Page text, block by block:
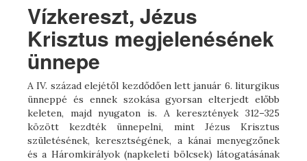
Vízkereszt, Jézus
Krisztus megjelenésének
ünnepe
A IV. század elejétől kezdődően lett január 6. liturgikus
ünneppé és ennek szokása gyorsan elterjedt előbb
keleten, majd nyugaton is. A keresztények 312–325
között kezdték ünnepelni, mint Jézus Krisztus
születésének, keresztségének, a kánai menyegzőnek
és a Háromkirályok (napkeleti bölcsek) látogatásának